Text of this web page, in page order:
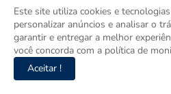
Este site utiliza cookies e
personalizar anúncios e analisar o
garantir e entregar a melhor
você concorda com a política de
Aceitar !